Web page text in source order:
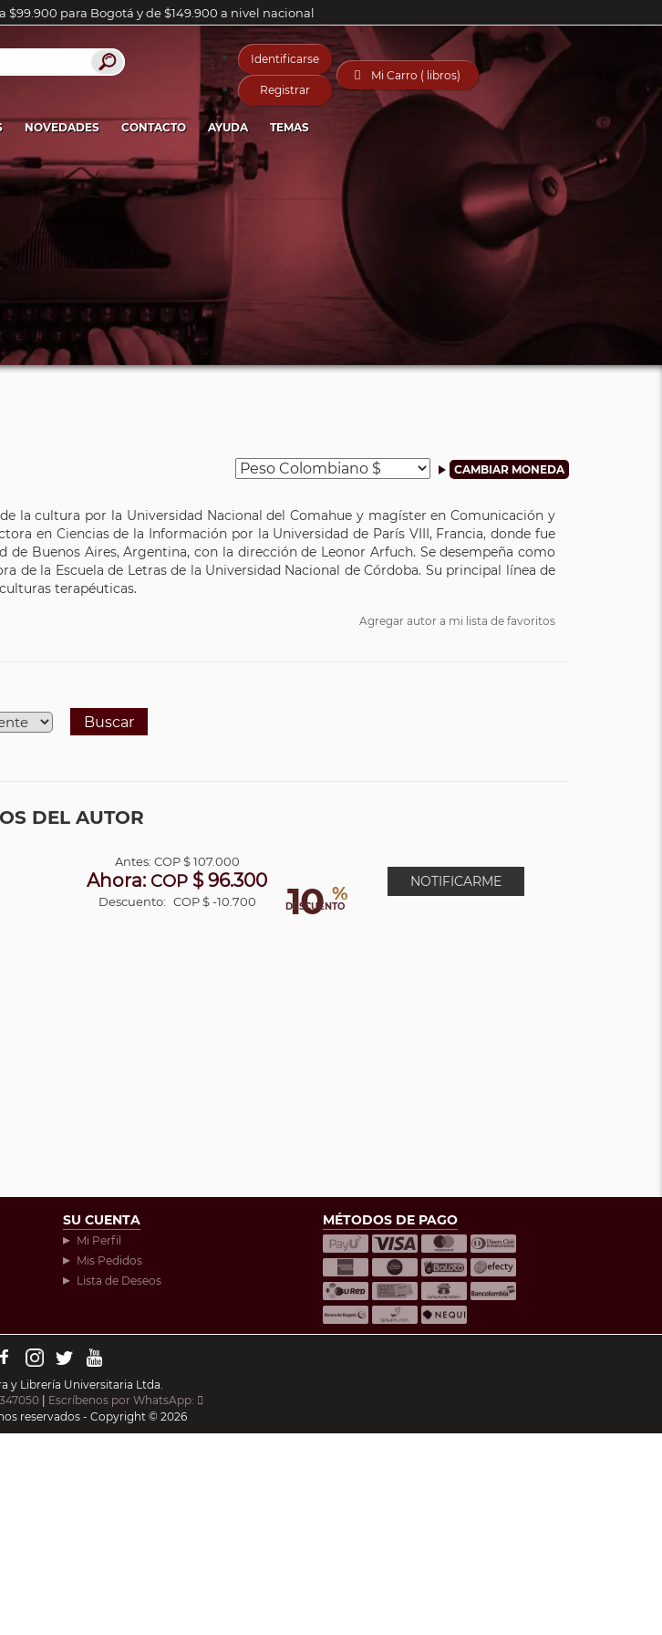
$99.900 para Bogotá y de $149.900 a nivel nacional
Identificarse
Registrar
 Mi Carro ( libros)
NOVEDADES CONTACTO AYUDA TEMAS
la cultura por la Universidad Nacional del Comahue y magíster en Comunicación y
en Ciencias de la Información por la Universidad de París VIII, Francia, donde fue
Buenos Aires, Argentina, con la dirección de Leonor Arfuch. Se desempeña como
de la Escuela de Letras de la Universidad Nacional de Córdoba. Su principal línea de
terapéuticas.
Agregar autor a mi lista de favoritos
Buscar
DEL AUTOR
10 %
DESCUENTO
Antes: COP$ 107.000
Ahora: COP $ 96.300
Descuento: COP $ -10.700
NOTIFICARME
SU CUENTA
Mi Perfil
Mis Pedidos
Lista de Deseos
MÉTODOS DE PAGO
y Librería Universitaria Ltda.
Escríbenos por WhatsApp:
reservados - Copyright © 2026